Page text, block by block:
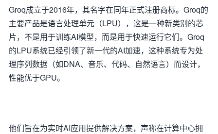
Groq成立于2016年，其名字在同年正式注册商标。Groq的
主要产品是语言处理单元（LPU），这是一种新类别的芯
片，不是用于训练AI模型，而是用于快速运行它们。Groq
的LPU系统已经引领了新一代的AI加速，这种系统专为处
理序列数据（如DNA、音乐、代码、自然语言）而设计，
性能优于GPU。
他们旨在为实时AI应用提供解决方案，声称在计算中心拥